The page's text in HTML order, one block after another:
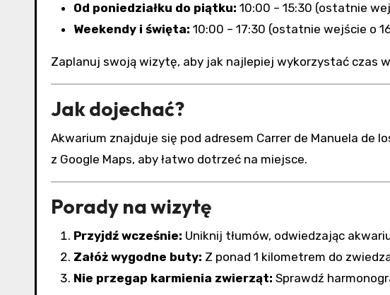
Od poniedziałku do piątku: 10:00 – 15:30 (ostatnie
Weekendy i święta: 10:00 – 17:30 (ostatnie wejście o
Zaplanuj swoją wizytę, aby jak najlepiej wykorzystać czas
Jak dojechać?
Akwarium znajduje się pod adresem Carrer de Manuela de
z Google Maps, aby łatwo dotrzeć na miejsce.
Porady na wizytę
Przyjdź wcześnie: Uniknij tłumów, odwiedzając
Załóż wygodne buty: Z ponad 1 kilometrem do
Nie przegap karmienia zwierząt: Sprawdź